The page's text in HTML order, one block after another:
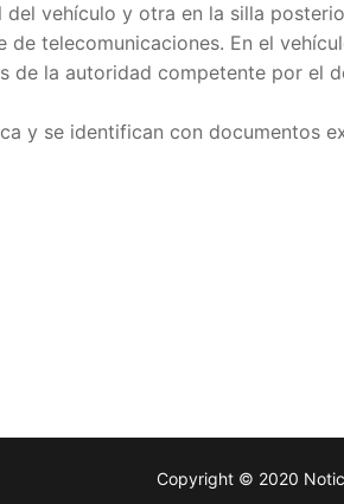
vehículo y otra en la silla
telecomunicaciones. En el
de la autoridad competente por el
y se identifican con documentos
Copyright © 2020